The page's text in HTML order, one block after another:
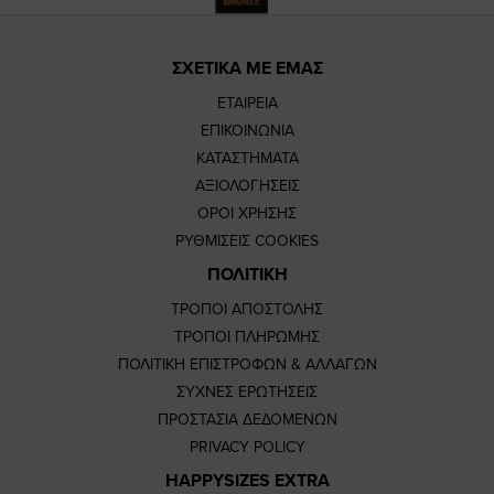
ΣΧΕΤΙΚΑ ΜΕ ΕΜΑΣ
ΕΤΑΙΡΕΙΑ
ΕΠΙΚΟΙΝΩΝΙΑ
ΚΑΤΑΣΤΗΜΑΤΑ
ΑΞΙΟΛΟΓΗΣΕΙΣ
ΟΡΟΙ ΧΡΗΣΗΣ
ΡΥΘΜΙΣΕΙΣ COOKIES
ΠΟΛΙΤΙΚΗ
ΤΡΟΠΟΙ ΑΠΟΣΤΟΛΗΣ
ΤΡΟΠΟΙ ΠΛΗΡΩΜΗΣ
ΠΟΛΙΤΙΚΗ ΕΠΙΣΤΡΟΦΩΝ & ΑΛΛΑΓΩΝ
ΣΥΧΝΕΣ ΕΡΩΤΗΣΕΙΣ
ΠΡΟΣΤΑΣΙΑ ΔΕΔΟΜΕΝΩΝ
PRIVACY POLICY
HAPPYSIZES EXTRA